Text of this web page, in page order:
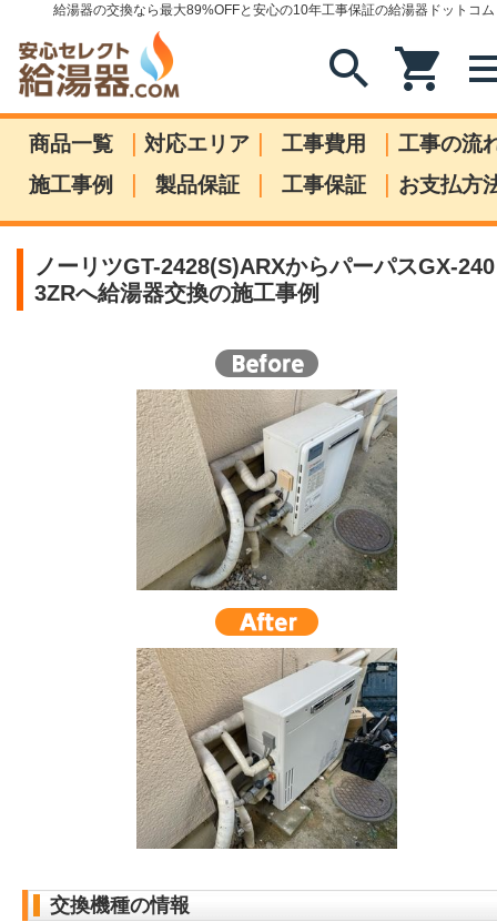
給湯器の交換なら最大89%OFFと安心の10年工事保証の給湯器ドットコム
search shopping_cart
商品一覧 | 対応エリア | 工事費用 | 工事の流
施工事例
| 製品保証 | 工事保証 | お支払方
ノーリツGT-2428(S)ARXからパーパスGX-240
3ZRへ給湯器交換の施工事例
交換機種の情報